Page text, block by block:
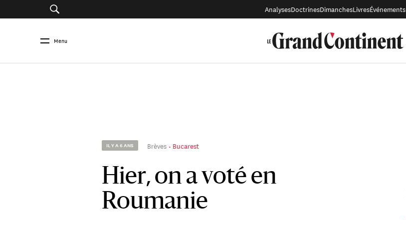
AnalysesDoctrinesDimanchesLivresÉvénements
Menu
IL Y A 6 ANS Brèves Bucarest
Hier, on a voté en
Roumanie